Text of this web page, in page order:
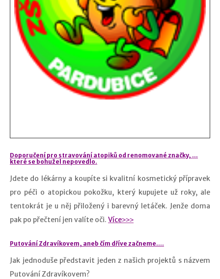
Doporučení pro stravování atopiků od renomované značky, …
které se bohužel nepovedlo.
Jdete do lékárny a koupíte si kvalitní kosmetický přípravek
pro péči o atopickou pokožku, který kupujete už roky, ale
tentokrát je u něj přiložený i barevný letáček. Jenže doma
pak po přečtení jen valíte oči. Více˃˃˃
Putování Zdravíkovem, aneb čím dříve začneme….
​Jak jednoduše představit jeden z našich projektů s názvem
Putování Zdravíkovem?